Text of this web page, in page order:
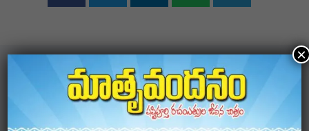
NAVIGATION
×